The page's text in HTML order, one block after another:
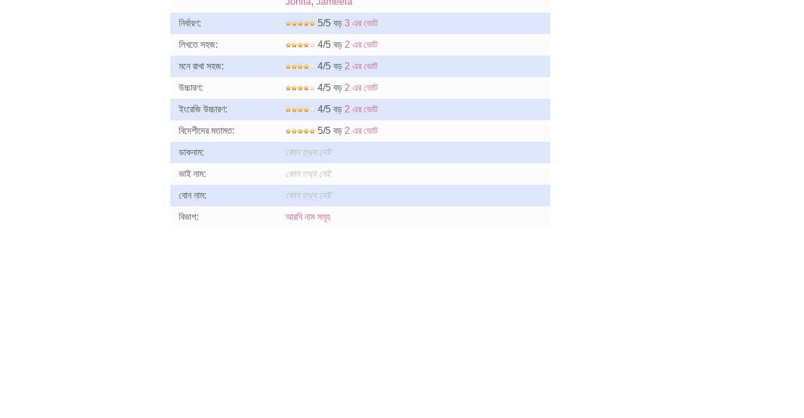
নির্ধারণ: 5/5 বড় 3 এর ভোট
লিখতে সহজ: 4/5 বড় 2 এর ভোট
মনে রাখা সহজ: 4/5 বড় 2 এর ভোট
উচ্চারণ: 4/5 বড় 2 এর ভোট
ইংরেজি উচ্চারণ: 4/5 বড় 2 এর ভোট
বিদেশীদের মতামত: 5/5 বড় 2 এর ভোট
ডাকনাম: কোন তথ্য নেই
ভাই নাম: কোন তথ্য নেই
বোন নাম: কোন তথ্য নেই
বিভাগ: আরবি নাম সমূহ